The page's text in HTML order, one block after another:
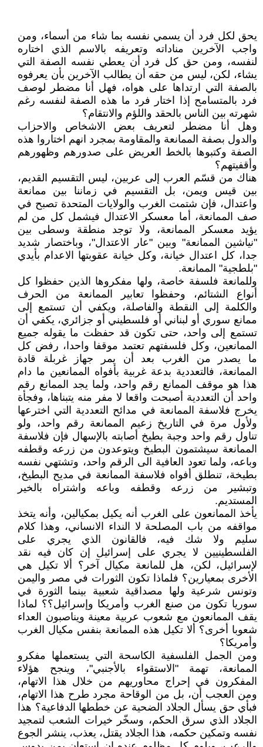
يحق لكل فرد أن يسمي نفسه بما شاء من أسماء، ومن
واجب الآخرين مناداته وتعريفه بالاسم الذي اختاره
لنفسه، ومن حق كل فرد أن يعطي نفسه الصفة التي
يشاء، لكن، ليس من حقه أن يطالب الآخرين بأن يعرفوه
بالصفة التي ارتداها على هواه، فهل أنا مضطر لوصف
فرد بالمتسامح إذا اختار فرد ما هذه الصفة لنفسه رغم
شهرته بين الناس بالحقد واللؤم والانتقام؟
وهل أنا مضطر لتعريف بعض الاشخاص والاحزاب
والدول بصفة الممانعة والمقاومة بمجرد انهم اختاروا هذه
الصفة وكتبوها بالخط العريض على صدورهم وظهورهم
وأقفيتهم؟
هناك من قسّم العرب إلى عربين، ليس التقسيم القديم،
بين قيس ويمن، بل التقسيم في زماننا بين ممانعة
واعتدال، فإن شتمت الغرب والولايات المتحدة تصبح في
صف الممانعة، أما معسكر الاعتدال فيشمل كل من لم
يؤيد معسكر الممانعة، ولا توجد منطقة وسطى بين
"نياشين الممانعة" وبين "عار الاعتدال"، وباختصار شديد
جدا، كل اعتدال خيانة، وكل خيانة عقوبتها الاعدام بأيدي
"بلطجية" الممانعة.
وللمانعة فلسفة خاصة، ولها مفكروها الذين حفظوا كل
أنواع الشتائم، وحفظوا تعابير الممانعة من الحرف
والكلمة إلى النقطة والفاصلة، ويكفي أن تستمع إلى
ممانع سوري أو لبناني أو فلسطيني أو جزائري، يكفي أن
تستمع إلى واحد، حتى تكون قد حفظت ما يقوله جميع
الممانعين، وكل فلسفتهم تعتمد موقفا واحدا، رفض كل
ما يصدر من الغرب بعد أن يمر جهاز غربلة قادة
الممانعة، فالتعددية بدعة غربية بأفواه الممانعين ما دام
هذا هو موقف الممانع رقم واحد، ولما يجد الممانع رقم
واحد أن التعددية أصبحت واقعا لا مفر منه يتبناها، وفجأة
يخرج فلاسفة الممانعة في مدائح التعددية التي اخترعها
ولأول مرة في التاريخ زعيم الممانعة رقم واحد، ولو
تناول رقم واحد وجبة بطيخ أصابته بالإسهال فإن فلاسفة
الممانعة سيشتمون البطيخ ويتوعدون من زرعه وقطفه
وباعه، ولما تعود العافية الى الرقم واحد، وتشتهي نفسه
بطيخة، تنطلق أفواه فلاسفة الممانعة في مديح البطيخ،
وتبشير من زرعه وقطفه وباعه واشتراه بالخير
المستديم.
يأخذ الممانعون على الغرب أنه يكيل بمكيالين، وأنه يتخذ
مواقفه من باب المصلحة لا النداء الانساني، وهذا كلام
سليم ولا شك فيه، فالقانون الذي يجري على
الفلسطينيين لا يجري على إسرائيل إن كان فيه نقد
لإسرائيل، لكن، هل للمانعة مكيال آخر؟ ألا تكيل هي
الأخرى بمعيارين؟ فلماذا تكون الثورات في مصر واليمن
وتونس شرعية ولها مصداقية شعبية بينما الثورة في
سوريا تكون من صنع الغرب وأمريكا وإسرائيل؟؟ لماذا
يقف الممانعون مع شعوب عربية معينة ويناصبون العداء
شعوبا أخرى؟ ألا تكيل هذه الممانعة بنفس مكيال الغرب
وأمريكا؟
ومن الجمل الفلسفية الكاسحة التي يستعملها مفكرو
الممانعة، تهمة "الاستقواء بالأجنبي"، وينجح هؤلاء
المفكرون في إحراج محاوريهم من خلال هذا الاتهام،
ومن العجب أن، بل من الوقاحة مجرد طرح هذا الاتهام،
فبأي حق يسأل الجلاد الضحية عن خططها الدفاعية؟ هذا
الجلاد الذي سرق الحكم، وسخّر خيرات الشعب لتمجيد
نفسه وتمكين حكمه، هذا الجلاد يقتل، يعذب، ينشر الجوع